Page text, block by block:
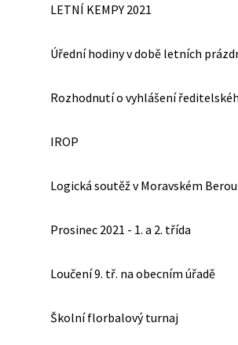
LETNÍ KEMPY 2021
Úřední hodiny v době letních
Rozhodnutí o vyhlášení
IROP
Logická soutěž v Moravském
Prosinec 2021 - 1. a 2. třída
Loučení 9. tř. na obecním úřadě
Školní florbalový turnaj